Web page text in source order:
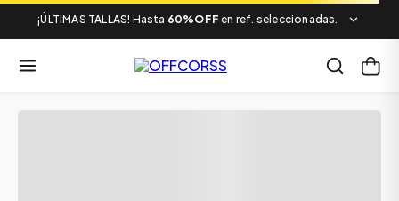
¡ÚLTIMAS TALLAS! Hasta 60%OFF en ref. seleccionadas.